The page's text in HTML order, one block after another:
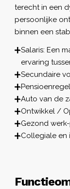
terecht in een
persoonlijke
binnen een
Salaris: Een
ervaring
Secundaire
Auto van de
Ontwikkel /
Gezond
Collegiale en